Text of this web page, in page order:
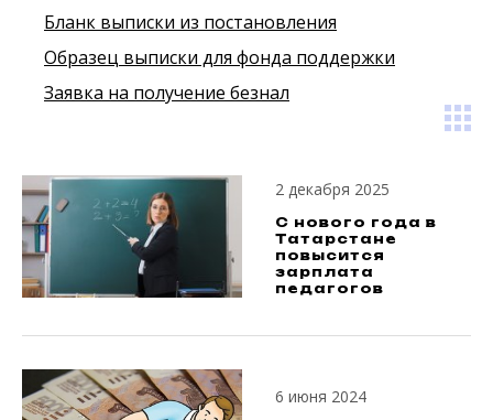
Бланк выписки из постановления
Образец выписки для фонда поддержки
Заявка на получение безнал
2 декабря 2025
С нового года в
Татарстане
повысится
зарплата
педагогов
6 июня 2024